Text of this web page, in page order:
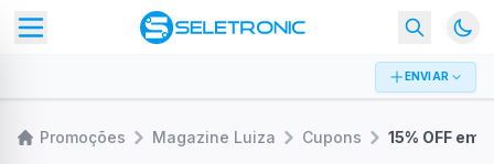
ENVIAR
Promoções Magazine Luiza Cupons